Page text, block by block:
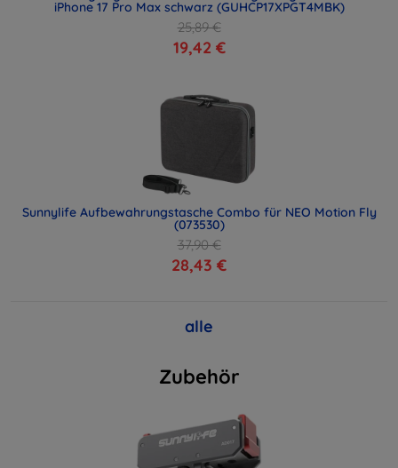
iPhone 17 Pro Max schwarz (GUHCP17XPGT4MBK)
25,89 €
19,42 €
Sunnylife Aufbewahrungstasche Combo für NEO Motion Fly
(073530)
37,90 €
28,43 €
alle
Zubehör